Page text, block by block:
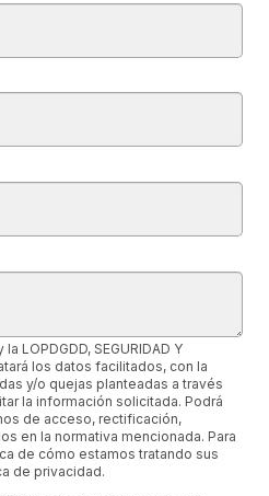
LOPDGDD, SEGURIDAD Y
los datos facilitados, con la
y/o quejas planteadas a través
la información solicitada. Podrá
de acceso, rectificación,
en la normativa mencionada. Para
de cómo estamos tratando sus
de privacidad.